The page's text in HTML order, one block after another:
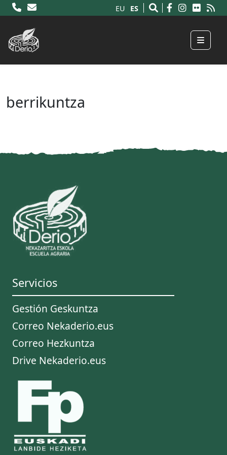
EU ES
Menu
berrikuntza
Servicios
Gestión Geskuntza
Correo Nekaderio.eus
Correo Hezkuntza
Drive Nekaderio.eus